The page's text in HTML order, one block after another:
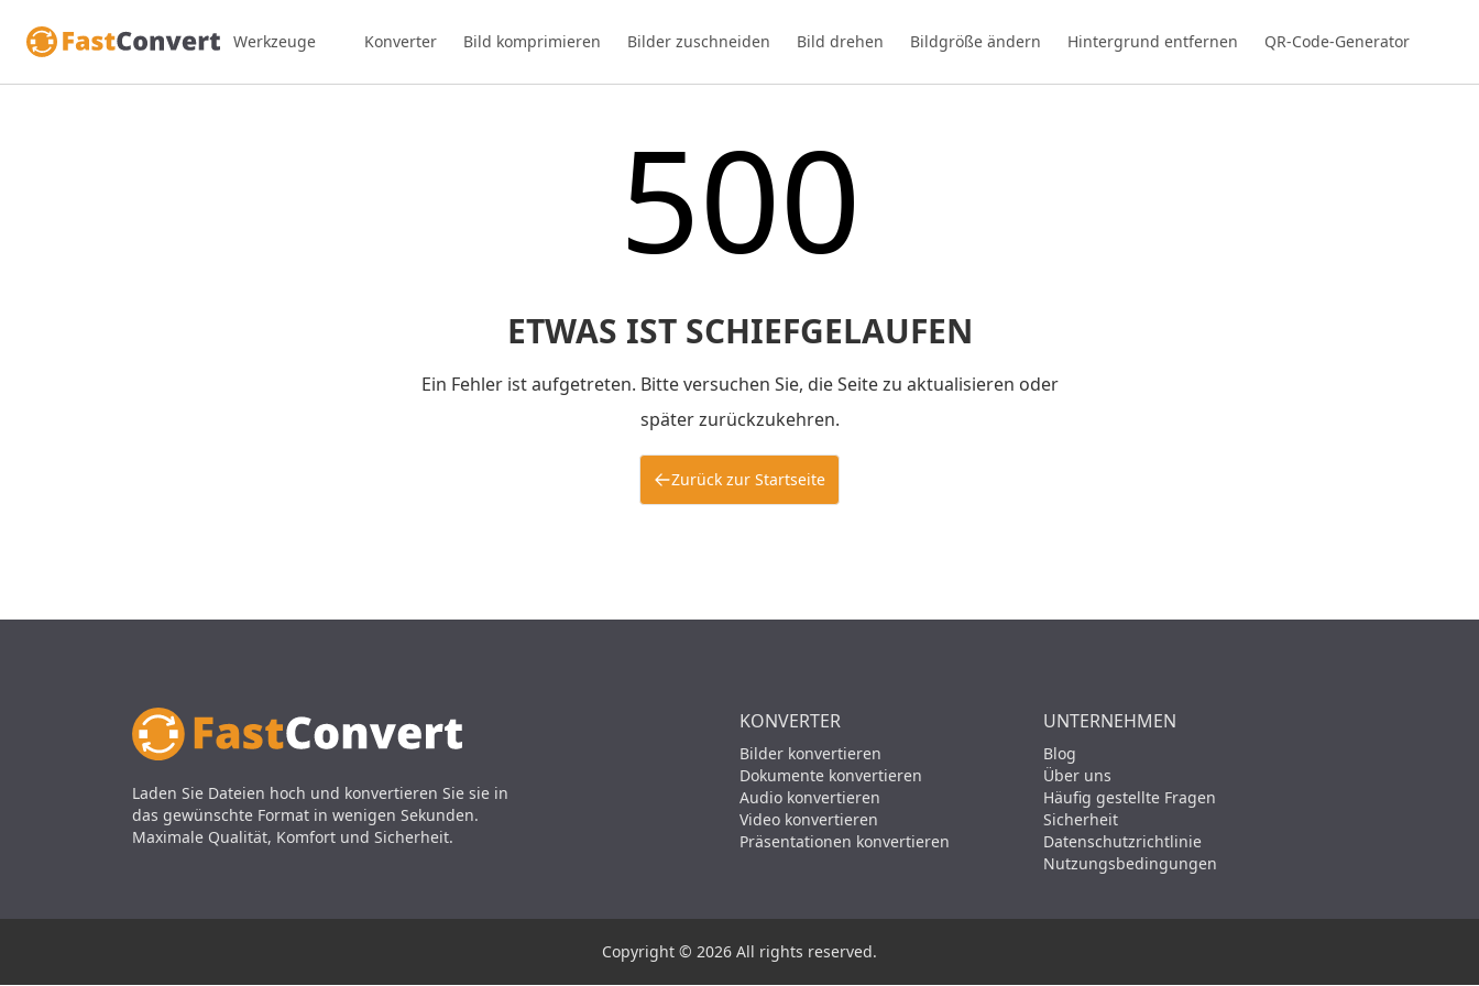
Werkzeuge Konverter Bild komprimieren Bilder zuschneiden Bild drehen Bildgröße ändern Hintergrund entfernen QR-Code-Generator
500
ETWAS IST SCHIEFGELAUFEN
Ein Fehler ist aufgetreten. Bitte versuchen Sie, die Seite zu aktualisieren oder
später zurückzukehren.
Zurück zur Startseite
Laden Sie Dateien hoch und konvertieren Sie sie in
das gewünschte Format in wenigen Sekunden.
Maximale Qualität, Komfort und Sicherheit.
KONVERTER
Bilder konvertieren
Dokumente konvertieren
Audio konvertieren
Video konvertieren
Präsentationen konvertieren
UNTERNEHMEN
Blog
Über uns
Häufig gestellte Fragen
Sicherheit
Datenschutzrichtlinie
Nutzungsbedingungen
Copyright © 2026 All rights reserved.